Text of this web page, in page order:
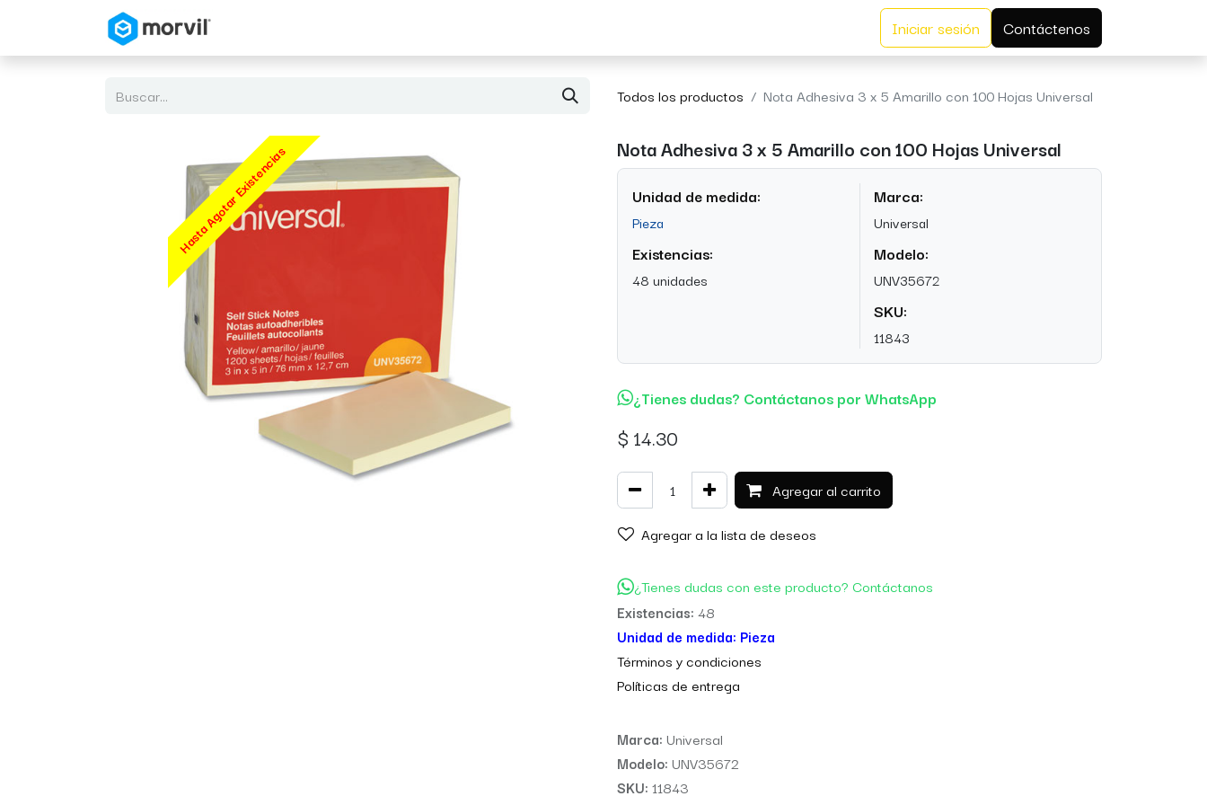
Iniciar sesión Contáctenos
Todos los productos Nota Adhesiva 3 x 5 Amarillo con 100 Hojas Universal
Hasta Agotar Existencias Nota Adhesiva 3 x 5 Amarillo con 100 Hojas Universal
Unidad de medida:
Pieza
Existencias:
48 unidades
Marca:
Universal
Modelo:
UNV35672
SKU:
11843
¿Tienes dudas? Contáctanos por WhatsApp
$ 14.30
Agregar al carrito
Agregar a la lista de deseos
¿Tienes dudas con este producto? Contáctanos
Existencias: 48
Unidad de medida: Pieza
Términos y condiciones
Políticas de entrega
Marca: Universal
Modelo: UNV35672
SKU: 11843